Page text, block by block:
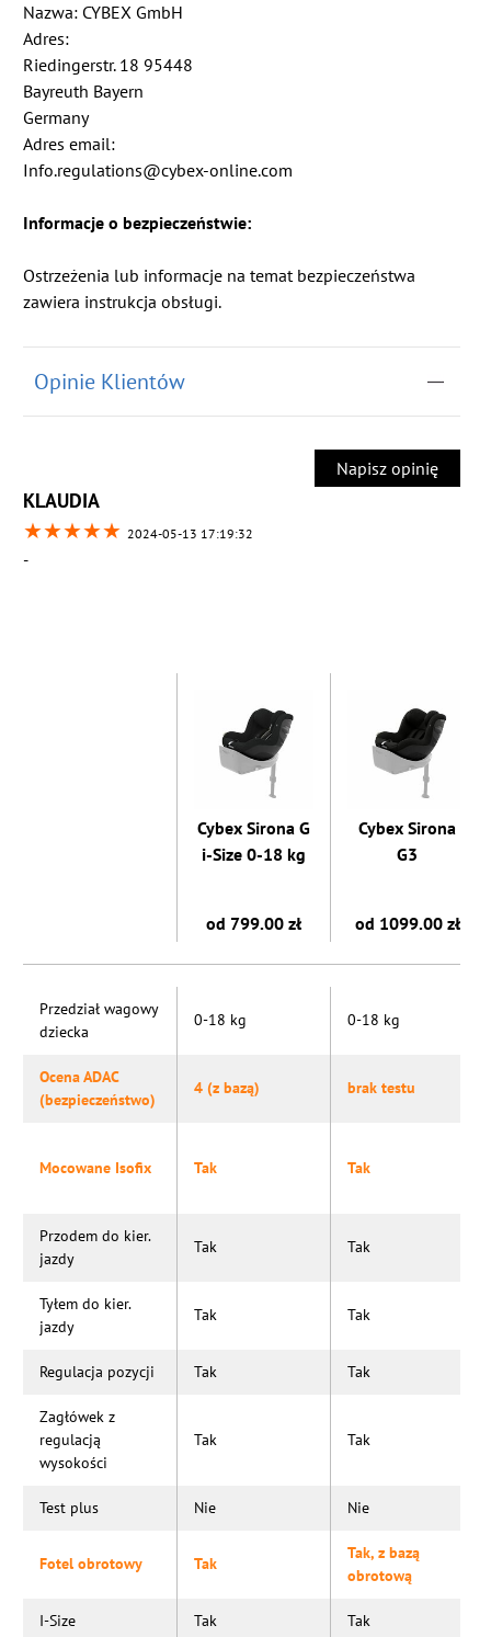
Nazwa: CYBEX GmbH
Adres:
Riedingerstr. 18 95448
Bayreuth Bayern
Germany
Adres email:
Info.regulations@cybex-online.com
Informacje o bezpieczeństwie:
Ostrzeżenia lub informacje na temat bezpieczeństwa
zawiera instrukcja obsługi.
Opinie Klientów
Napisz opinię
KLAUDIA
★★★★★ 2024-05-13 17:19:32
-
Cybex Sirona G
i-Size 0-18 kg
Cybex Sirona
G3
od 799.00 zł od 1099.00 zł
Przedział wagowy
dziecka
0-18 kg 0-18 kg
Ocena ADAC
(bezpieczeństwo)
4 (z bazą) brak testu
Mocowane Isofix Tak Tak
Przodem do kier.
jazdy
Tak Tak
Tyłem do kier.
jazdy
Tak Tak
Regulacja pozycji Tak Tak
Zagłówek z
regulacją
wysokości
Tak Tak
Test plus Nie Nie
Fotel obrotowy Tak
Tak, z bazą
obrotową
I-Size Tak Tak